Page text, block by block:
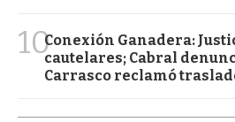
10Conexión Ganadera:
cautelares; Cabral
Carrasco reclamó